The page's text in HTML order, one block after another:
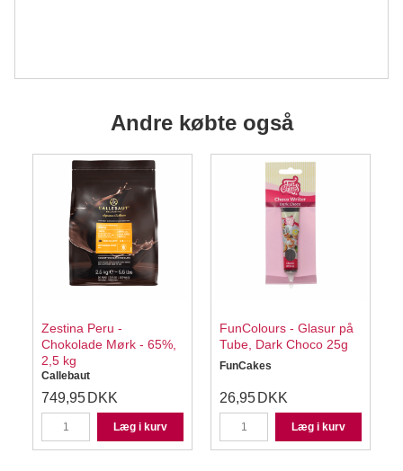
Andre købte også
Zestina Peru -
Chokolade Mørk - 65%,
2,5 kg
Callebaut
749,95 DKK
Læg i kurv
FunColours - Glasur på
Tube, Dark Choco 25g
FunCakes
26,95 DKK
Læg i kurv